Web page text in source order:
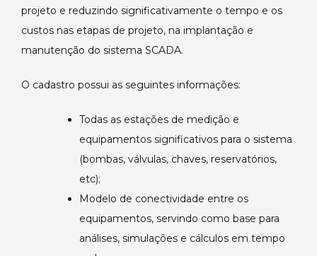
projeto e reduzindo significativamente o tempo e os
custos nas etapas de projeto, na implantação e
manutenção do sistema SCADA.
O cadastro possui as seguintes informações:
Todas as estações de medição e
equipamentos significativos para o sistema
(bombas, válvulas, chaves, reservatórios,
etc);
Modelo de conectividade entre os
equipamentos, servindo como base para
análises, simulações e cálculos em tempo